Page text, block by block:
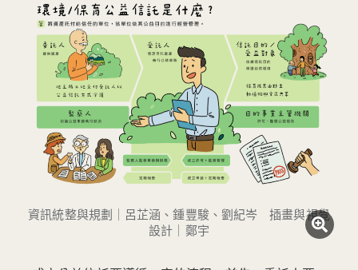
資訊統整與規劃｜呂芷涵、鍾豐駿、劉紀岑 插畫與視覺
設計｜鄭宇